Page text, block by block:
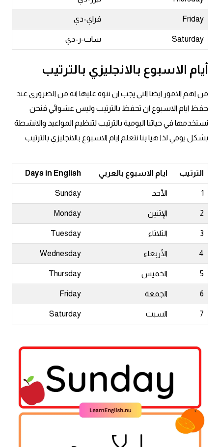
كلمات بحرف o
كلمات بحرف p
كلمات بحرف s
كلمات بحرف t
كلمات بحرف u
كلمات بحرف v
كلمات بحرف w
كلمات بحرف x
كلمات بحرف z
Friday فراي-دي
Saturday سات-ر-دي
أيام الاسبوع بالانجليزي بالترتيب
من اهم الامور ايضا التي يجب ان ننوه عليها انه من الضرورى عند
حفظ ايام الاسبوع ان تحفظ بالترتيب وليس عشوائي فنحن
نستخدمها في حياتنا اليومية بالترتيب لتنظيم المواعيد والانشطة
بشكل يومي لذا هيا بنا نتعلم ايام الاسبوع بالانجليزي بالترتيب
الترتيب ايام الاسبوع بالعربي Days in English
1 الأحد Sunday
2 الإثنين Monday
3 الثلاثاء Tuesday
4 الأربعاء Wednesday
5 الخميس Thursday
6 الجمعة Friday
7 السبت Saturday